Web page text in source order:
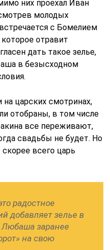
них проехал Иван
молодых
с Бомелием
отравит
дать такое зелье,
в безысходном
царских смотринах,
отобраны, в том числе
все переживают,
свадьбы не будет. Но
всего царь
радостное
добавляет зелье в
заранее
на свою